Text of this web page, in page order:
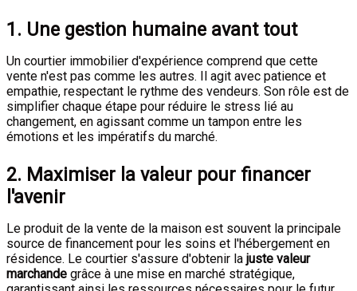
1. Une gestion humaine avant tout
Un courtier immobilier d'expérience comprend que cette
vente n'est pas comme les autres. Il agit avec patience et
empathie, respectant le rythme des vendeurs. Son rôle est de
simplifier chaque étape pour réduire le stress lié au
changement, en agissant comme un tampon entre les
émotions et les impératifs du marché.
2. Maximiser la valeur pour financer
l'avenir
Le produit de la vente de la maison est souvent la principale
source de financement pour les soins et l'hébergement en
résidence. Le courtier s'assure d'obtenir la juste valeur
marchande grâce à une mise en marché stratégique,